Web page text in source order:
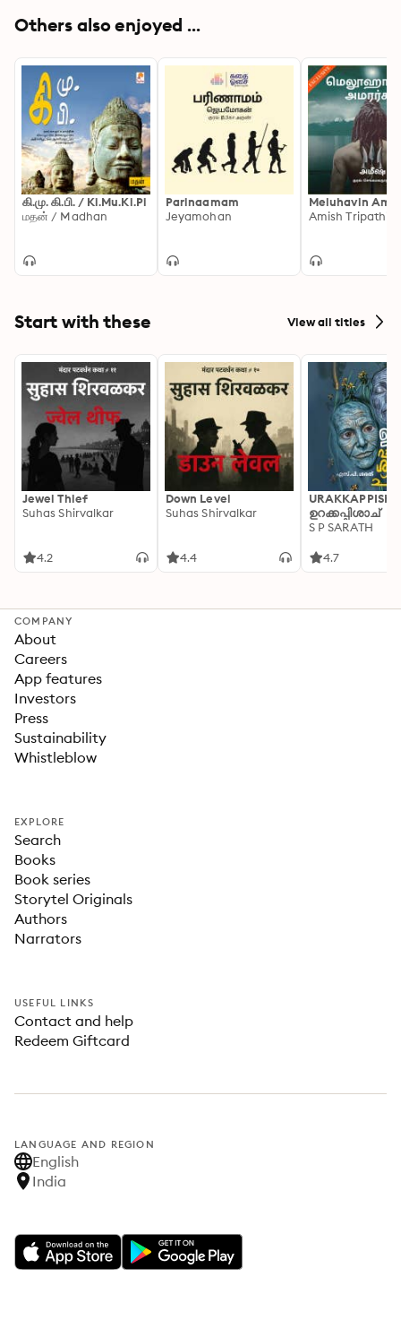
Others also enjoyed ...
கி.மு. கி.பி. / Ki.Mu.Ki.Pi
மதன் / Madhan
Parinaamam
Jeyamohan
Meluhavin
Amish Tripathi
Start with these View all titles
Jewel Thief
Suhas Shirvalkar
4.2
Down Level
Suhas Shirvalkar
4.4
ഉറക്കപ്പിശാച്
S P SARATH
4.7
COMPANY
About
Careers
App features
Investors
Press
Sustainability
Whistleblow
EXPLORE
Search
Books
Book series
Storytel Originals
Authors
Narrators
USEFUL LINKS
Contact and help
Redeem Giftcard
LANGUAGE AND REGION
English
India